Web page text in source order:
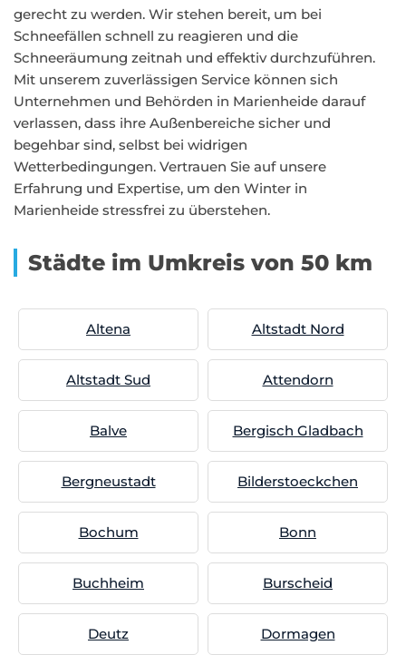
gerecht zu werden. Wir stehen bereit, um bei
Schneefällen schnell zu reagieren und die
Schneeräumung zeitnah und effektiv durchzuführen.
Mit unserem zuverlässigen Service können sich
Unternehmen und Behörden in Marienheide darauf
verlassen, dass ihre Außenbereiche sicher und
begehbar sind, selbst bei widrigen
Wetterbedingungen. Vertrauen Sie auf unsere
Erfahrung und Expertise, um den Winter in
Marienheide stressfrei zu überstehen.
Städte im Umkreis von 50 km
Altena Altstadt Nord
Altstadt Sud Attendorn
Balve Bergisch Gladbach
Bergneustadt Bilderstoeckchen
Bochum Bonn
Buchheim Burscheid
Deutz Dormagen